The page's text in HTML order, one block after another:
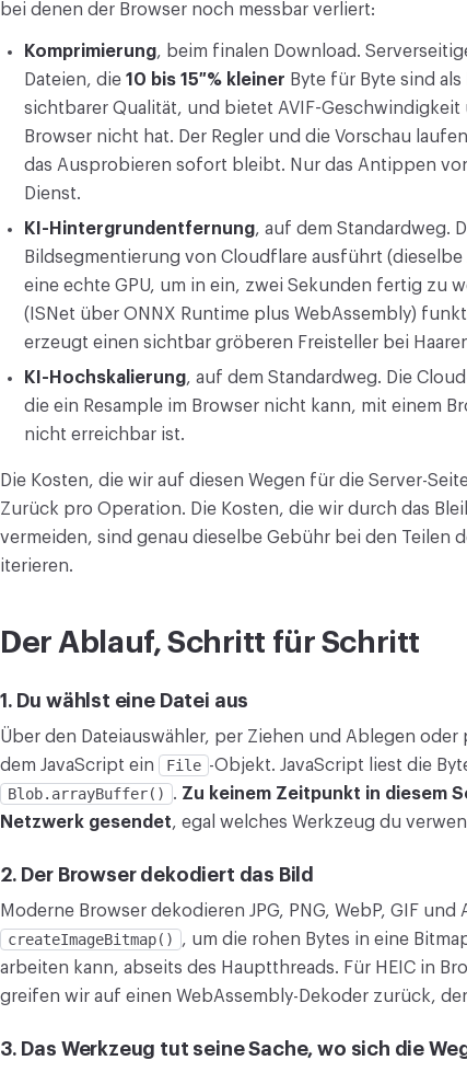
bei denen der Browser noch messbar verliert:
Komprimierung, beim finalen Download.
Dateien, die 10 bis 15 % kleiner Byte für Byte sind
sichtbarer Qualität, und bietet AVIF-
Browser nicht hat. Der Regler und die Vorschau
das Ausprobieren sofort bleibt. Nur das Antippen
Dienst.
KI-Hintergrundentfernung, auf dem Standardweg.
Bildsegmentierung von Cloudflare ausführt
eine echte GPU, um in ein, zwei Sekunden fertig zu
(ISNet über ONNX Runtime plus WebAssembly)
erzeugt einen sichtbar gröberen Freisteller bei
KI-Hochskalierung, auf dem Standardweg. Die
die ein Resample im Browser nicht kann, mit einem
nicht erreichbar ist.
Die Kosten, die wir auf diesen Wegen für die Server-
Zurück pro Operation. Die Kosten, die wir durch das
vermeiden, sind genau dieselbe Gebühr bei den Teilen
iterieren.
Der Ablauf, Schritt für Schritt
1. Du wählst eine Datei aus
Über den Dateiauswähler, per Ziehen und Ablegen
dem JavaScript ein
File -Objekt. JavaScript liest die
Blob.arrayBuffer()
. Zu keinem Zeitpunkt in diesem
Netzwerk gesendet, egal welches Werkzeug du
2. Der Browser dekodiert das Bild
Moderne Browser dekodieren JPG, PNG, WebP, GIF und
createImageBitmap()
, um die rohen Bytes in eine
arbeiten kann, abseits des Hauptthreads. Für HEIC in
greifen wir auf einen WebAssembly-Dekoder zurück,
3. Das Werkzeug tut seine Sache, wo sich die